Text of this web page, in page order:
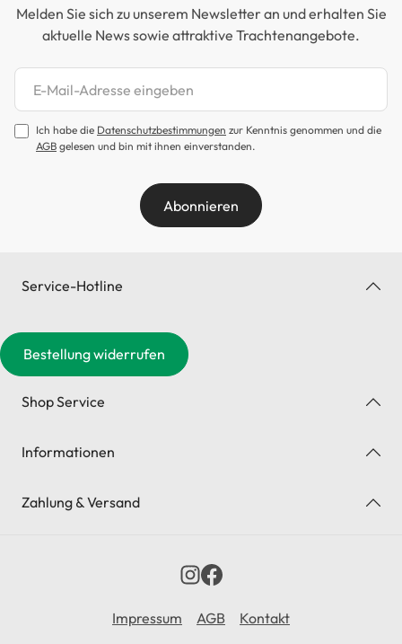
Melden Sie sich zu unserem Newsletter an und erhalten Sie
aktuelle News sowie attraktive Trachtenangebote.
Newsletter abonnieren
Ich habe die Datenschutzbestimmungen zur Kenntnis genommen und die
AGB gelesen und bin mit ihnen einverstanden.
Abonnieren
Service-Hotline
Bestellung widerrufen
Shop Service
Informationen
Zahlung & Versand
Impressum AGB Kontakt